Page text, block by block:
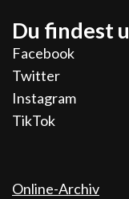
Du findest
Facebook
Twitter
Instagram
TikTok
Online-Archiv